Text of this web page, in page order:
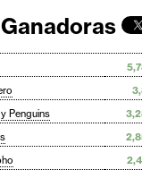
Penguins